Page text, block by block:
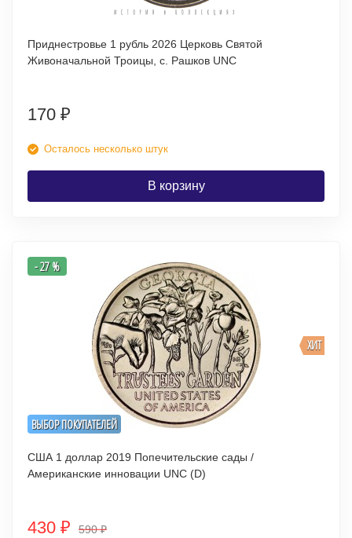
Приднестровье 1 рубль 2026 Церковь Святой
Живоначальной Троицы, с. Рашков UNC
170 ₽
Осталось несколько штук
В корзину
ВЫБОР ПОКУПАТЕЛЕЙ
ХИТ
- 27 %
США 1 доллар 2019 Попечительские сады /
Американские инновации UNC (D)
430 ₽ 590₽